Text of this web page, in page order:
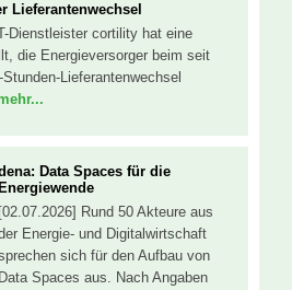
Lieferantenwechsel
Dienstleister cortility hat eine
die Energieversorger beim seit
Lieferantenwechsel
Data Spaces für die
Energiewende
[02.07.2026] Rund 50 Akteure aus
Energie- und Digitalwirtschaft
sich für den Aufbau von
Data Spaces aus. Nach Angaben